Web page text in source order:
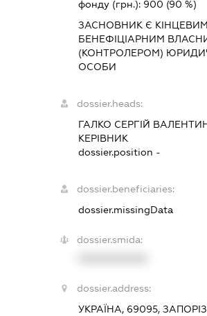
фонду (грн.): 900 (90 %)
ЗАСНОВНИК Є КІНЦЕВИМ
БЕНЕФІЦІАРНИМ
(КОНТРОЛЕРОМ)
ОСОБИ
dossier.heads:
ГАЛКО СЕРГІЙ
КЕРІВНИК
dossier.position -
dossier.beneficiaries:
dossier.missingData
dossier.smida:
dossier.address:
УКРАЇНА, 69095,